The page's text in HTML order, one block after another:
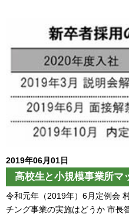
2019年06月01日
高校生と小規模事業所マ
令和元年（2019年）6月定例会
チング事業の実施はどうか 市長